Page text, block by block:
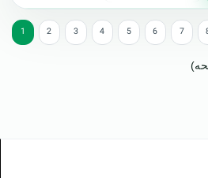
1 2 3 4 5 6 7